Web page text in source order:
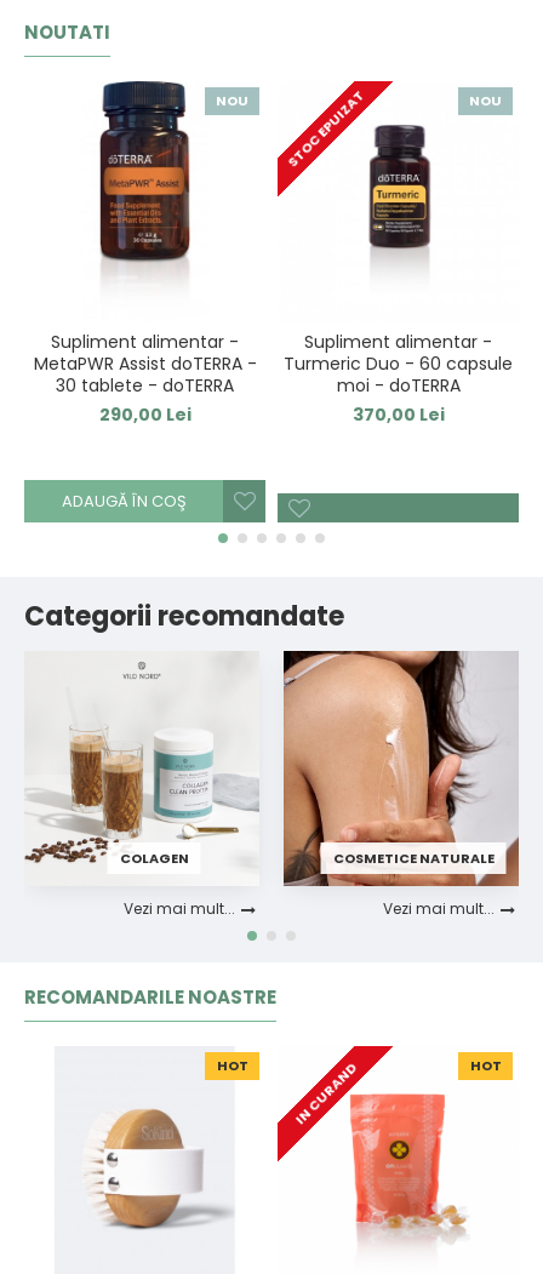
NOUTATI
NOU
Supliment alimentar -
MetaPWR Assist doTERRA -
30 tablete - doTERRA
290,00 Lei
ADAUGĂ ÎN COŞ
NOU
STOC EPUIZAT
Supliment alimentar -
Turmeric Duo - 60 capsule
moi - doTERRA
370,00 Lei
Categorii recomandate
COLAGEN
Vezi mai mult...
COSMETICE NATURALE
Vezi mai mult...
RECOMANDARILE NOASTRE
HOT HOT
IN CURAND